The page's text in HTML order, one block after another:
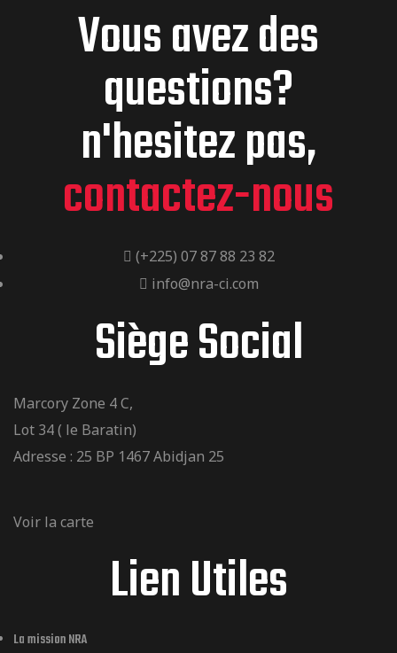
Vous avez des
questions?
n'hesitez pas,
contactez-nous
(+225) 07 87 88 23 82
info@nra-ci.com
Siège Social
Marcory Zone 4 C,
Lot 34 ( le Baratin)
Adresse : 25 BP 1467 Abidjan 25
Voir la carte
Lien Utiles
La mission NRA